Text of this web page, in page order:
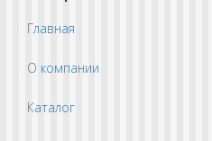
Главная
О компании
Каталог